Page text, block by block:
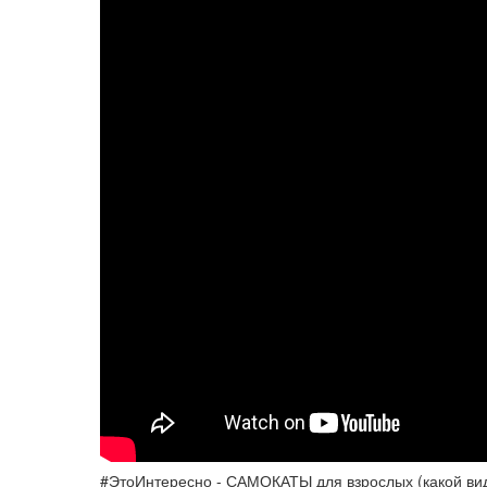
#ЭтоИнтересно - САМОКАТЫ для взрослых (какой